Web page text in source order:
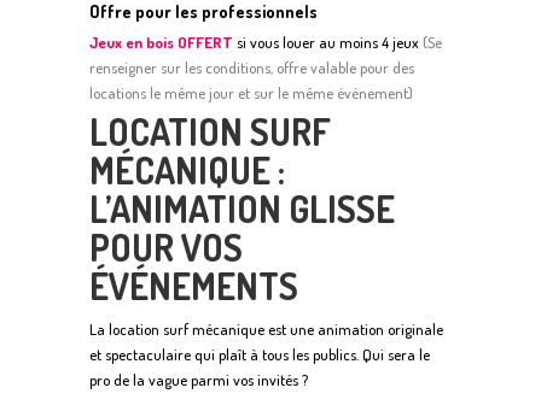
Offre pour les professionnels
Jeux en bois OFFERT si vous louer au moins 4 jeux (Se
renseigner sur les conditions, offre valable pour des
locations le même jour et sur le même événement)
LOCATION SURF
MÉCANIQUE :
L’ANIMATION GLISSE
POUR VOS
ÉVÉNEMENTS
La location surf mécanique est une animation originale
et spectaculaire qui plaît à tous les publics. Qui sera le
pro de la vague parmi vos invités ?